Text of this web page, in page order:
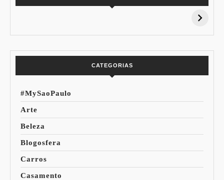
15% de
Pessoal: Os
CATEGORIAS
#MySaoPaulo
Arte
Beleza
Blogosfera
Carros
Casamento